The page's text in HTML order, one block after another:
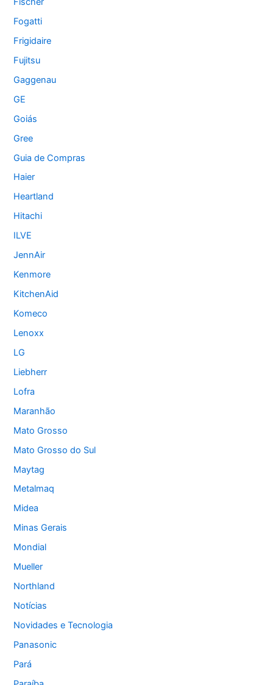
Fogatti
Frigidaire
Fujitsu
Gaggenau
GE
Goiás
Gree
Guia de Compras
Haier
Heartland
Hitachi
ILVE
JennAir
Kenmore
KitchenAid
Komeco
Lenoxx
LG
Liebherr
Lofra
Maranhão
Mato Grosso
Mato Grosso do Sul
Maytag
Metalmaq
Midea
Minas Gerais
Mondial
Mueller
Northland
Notícias
Novidades e Tecnologia
Panasonic
Pará